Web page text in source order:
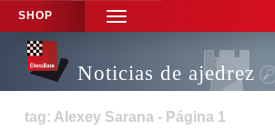
SHOP
TOGGLE
NAVIGATION
Noticias de ajedrez
tag: Alexey Sarana - Página 1